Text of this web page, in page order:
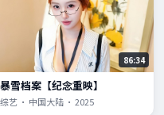
86:34
暴雪档案【纪念重映】
综艺 · 中国大陆 · 2025